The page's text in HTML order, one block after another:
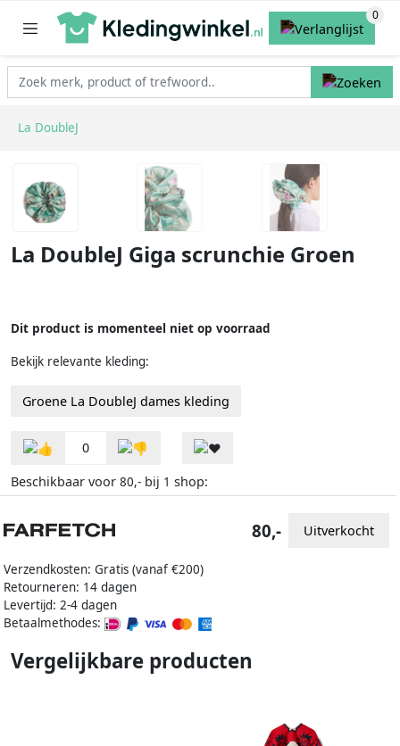
La DoubleJ
La DoubleJ Giga scrunchie Groen
Dit product is momenteel niet op voorraad
Bekijk relevante kleding:
Groene La DoubleJ dames kleding
0
Beschikbaar voor 80,- bij 1 shop:
Verzendkosten: Gratis (vanaf €200)
Retourneren: 14 dagen
Levertijd: 2-4 dagen
Betaalmethodes:
80,- Uitverkocht
Vergelijkbare producten